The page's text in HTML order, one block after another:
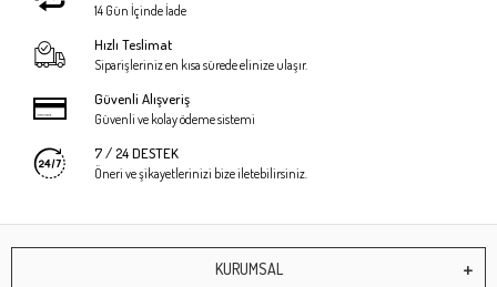
14 Gün İçinde İade
Hızlı Teslimat
Siparişleriniz en kısa sürede elinize ulaşır.
Güvenli Alışveriş
Güvenli ve kolay ödeme sistemi
7 / 24 DESTEK
Öneri ve şikayetlerinizi bize iletebilirsiniz.
KURUMSAL